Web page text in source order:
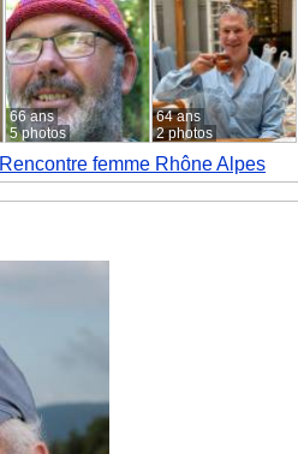
66 ans
5 photos
64 ans
2 photos
Rencontre femme Rhône Alpes